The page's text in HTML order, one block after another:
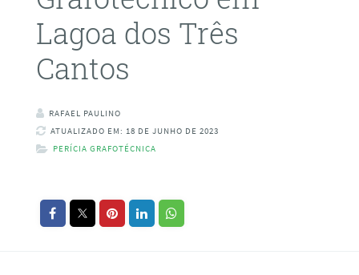
Lagoa dos Três
Cantos
RAFAEL PAULINO
ATUALIZADO EM: 18 DE JUNHO DE 2023
PERÍCIA GRAFOTÉCNICA